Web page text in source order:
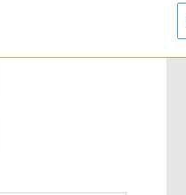
votre demande